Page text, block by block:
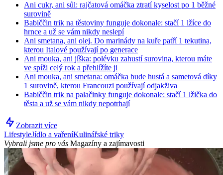
Ani cukr, ani sůl: rajčatová omáčka ztratí kyselost po 1 běžné
surovině
Babiččin trik na těstoviny funguje dokonale: stačí 1 lžíce do
hrnce a už se vám nikdy neslepí
Ani smetana, ani olej. Do marinády na kuře patří 1 tekutina,
kterou Italové používají po generace
Ani mouka, ani jíška: polévku zahustí surovina, kterou máte
ve spíži celý rok a přehlížíte ji
Ani mouka, ani smetana: omáčka bude hustá a sametová díky
1 surovině, kterou Francouzi používají odjakživa
Babiččin trik na palačinky funguje dokonale: stačí 1 lžička do
těsta a už se vám nikdy nepotrhají
Zobrazit více
LifestyleJídlo a vařeníKulinářské triky
Vybrali jsme pro vás Magazíny a zajímavosti